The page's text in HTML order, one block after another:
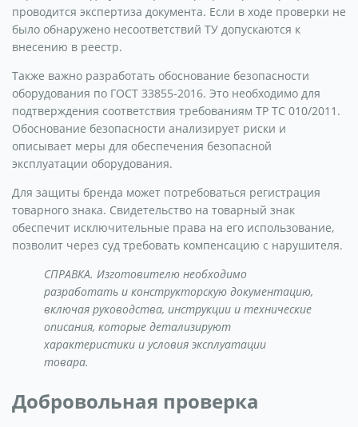
проводится экспертиза документа. Если в ходе проверки не
было обнаружено несоответствий ТУ допускаются к
внесению в реестр.
Также важно разработать обоснование безопасности
оборудования по ГОСТ 33855-2016. Это необходимо для
подтверждения соответствия требованиям ТР ТС 010/2011.
Обоснование безопасности анализирует риски и
описывает меры для обеспечения безопасной
эксплуатации оборудования.
Для защиты бренда может потребоваться регистрация
товарного знака. Свидетельство на товарный знак
обеспечит исключительные права на его использование,
позволит через суд требовать компенсацию с нарушителя.
СПРАВКА. Изготовителю необходимо
разработать и конструкторскую документацию,
включая руководства, инструкции и технические
описания, которые детализируют
характеристики и условия эксплуатации
товара.
Добровольная проверка